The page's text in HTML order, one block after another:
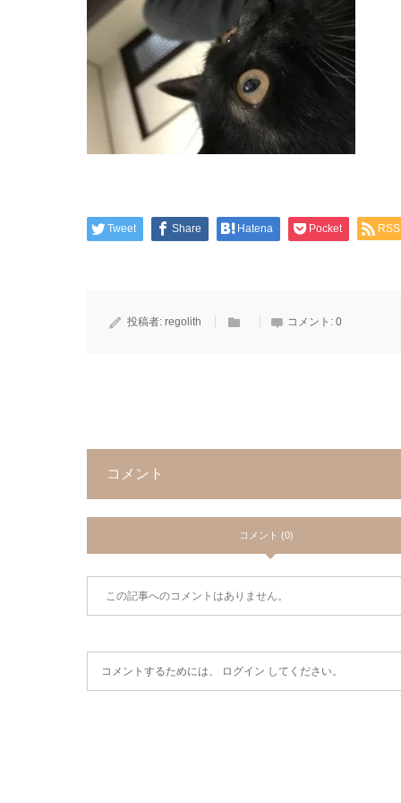
Tweet Share Hatena Pocket RSS
投稿者: regolith コメント: 0
コメント
コメント (0)
この記事へのコメントはありません。
コメントするためには、 ログイン してください。